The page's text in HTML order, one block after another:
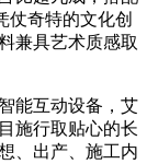
仗奇特的文化创
兼具艺术质感取
能互动设备，艾
施行取贴心的长
、出产、施工内